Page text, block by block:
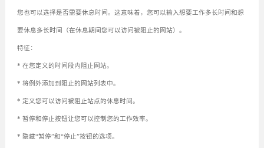
您也可以选择是否需要休息时间。这意味着，您可以输入想要工作多长时间和想
要休息多长时间（在休息期间您可以访问被阻止的网站）。
特征：
* 在您定义的时间段内阻止网站。
* 将例外添加到阻止的网站列表中。
* 定义您可以访问被阻止站点的休息时间。
* 暂停和停止按钮让您可以控制您的工作效率。
* 隐藏“暂停”和“停止”按钮的选项。